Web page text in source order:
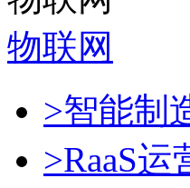
物联网
>智能制
>RaaS